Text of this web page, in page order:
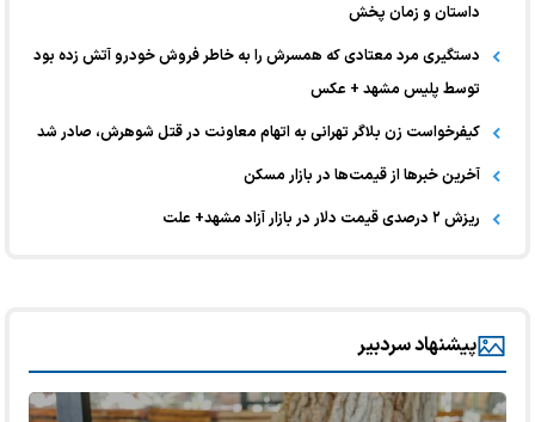
داستان و زمان پخش
دستگیری مرد معتادی که همسرش را به خاطر فروش خودرو آتش زده بود
توسط پلیس مشهد + عکس
کیفرخواست زن بلاگر تهرانی به اتهام معاونت در قتل شوهرش، صادر شد
آخرین خبر‌ها از قیمت‌ها در بازار مسکن
ریزش ۲ درصدی قیمت دلار در بازار آزاد مشهد+ علت
پیشنهاد سردبیر